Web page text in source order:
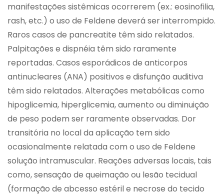
manifestações sistêmicas ocorrerem (ex.: eosinofilia,
rash, etc.) o uso de Feldene deverá ser interrompido.
Raros casos de pancreatite têm sido relatados.
Palpitações e dispnéia têm sido raramente
reportadas. Casos esporádicos de anticorpos
antinucleares (ANA) positivos e disfunção auditiva
têm sido relatados. Alterações metabólicas como
hipoglicemia, hiperglicemia, aumento ou diminuição
de peso podem ser raramente observadas. Dor
transitória no local da aplicação tem sido
ocasionalmente relatada com o uso de Feldene
solução intramuscular. Reações adversas locais, tais
como, sensação de queimação ou lesão tecidual
(formação de abcesso estéril e necrose do tecido